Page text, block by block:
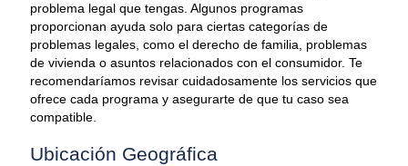
problema legal que tengas. Algunos programas
proporcionan ayuda solo para ciertas categorías de
problemas legales, como el derecho de familia, problemas
de vivienda o asuntos relacionados con el consumidor. Te
recomendaríamos revisar cuidadosamente los servicios que
ofrece cada programa y asegurarte de que tu caso sea
compatible.
Ubicación Geográfica